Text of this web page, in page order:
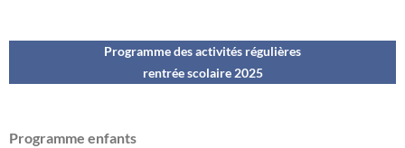
Programme des activités régulières
rentrée scolaire 2025
Programme enfants